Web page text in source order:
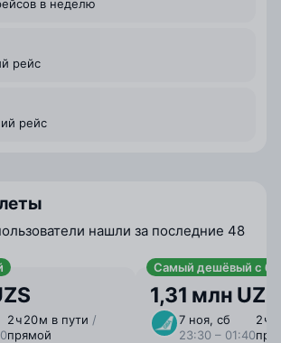
в неделю
рейс
рейс
нашли за последние 48
2 ⁠ч 20 ⁠м в пути /
прямой
Самый дешёвый с
1,31 млн UZS
7 ноя, сб
23:30 – 01:40
2 ⁠ч